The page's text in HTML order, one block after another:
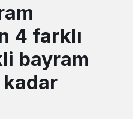
bayram ikramiyesi ne kadar
olacak?
4 farklı
bayram